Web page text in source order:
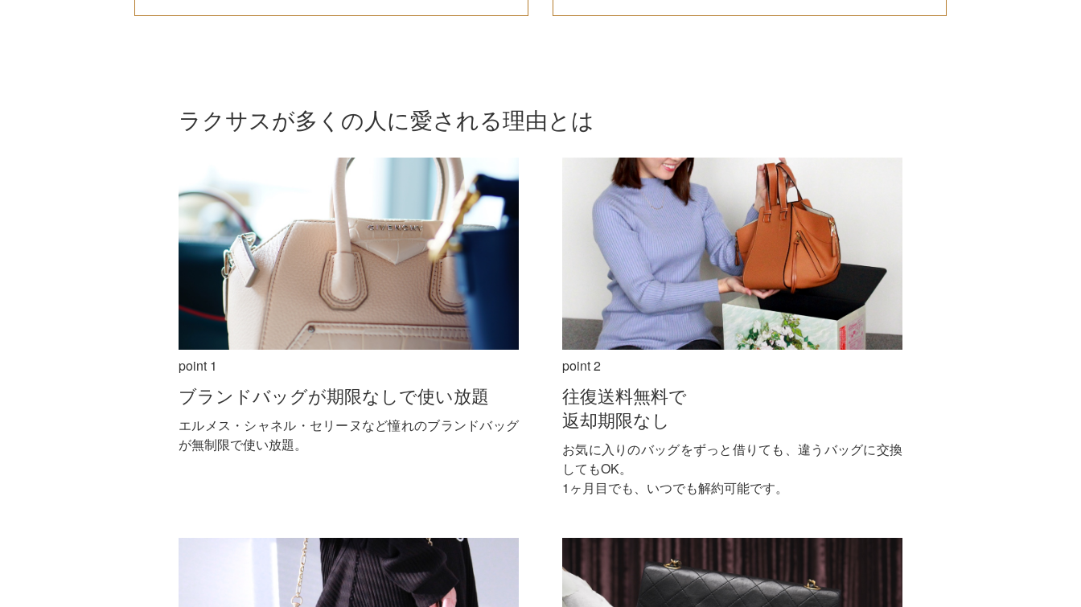
ラクサスが多くの人に愛される理由とは
point 1
ブランドバッグが期限なしで使い放題
エルメス・シャネル・セリーヌなど憧れのブランドバッグ
が無制限で使い放題。
point 2
往復送料無料で
返却期限なし
お気に入りのバッグをずっと借りても、違うバッグに交換
してもOK。
1ヶ月目でも、いつでも解約可能です。